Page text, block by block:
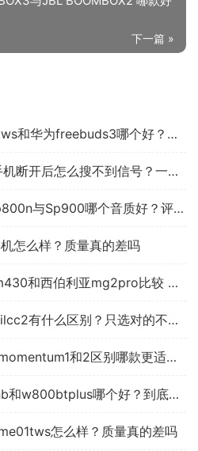
下一篇 »
【精华帖】jbltune125tws和华为freebuds3哪个好？评测教你怎么选
老司机分享唐麦w9与手机断开后怎么搜不到信号？一定要了解的评测情况
「商家透露」索尼wfsp800n与Sp900哪个音质好？评测结果不看后悔
怎么样？质量真的差吗
【差评太多】漫步者gm430和西伯利亚mg2pro比较 哪款好？图文爆料分析
达人分享fillccnano和fiilcc2有什么区别？只选对的不选贵的
「网友评价」森海塞尔momentum1和2区别哪款更适合？图文爆料分析
「求助」漫步者w820nb和w800btplus哪个好？到底要怎么选择
怎么样？质量真的差吗